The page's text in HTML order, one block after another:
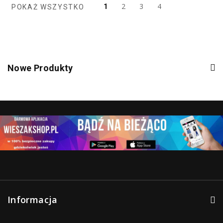
POKAŻ WSZYSTKO 1 2 3 4
Nowe Produkty
Informacja